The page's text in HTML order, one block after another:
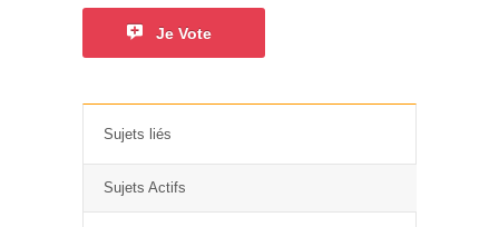
Je Vote
Sujets liés
Sujets Actifs